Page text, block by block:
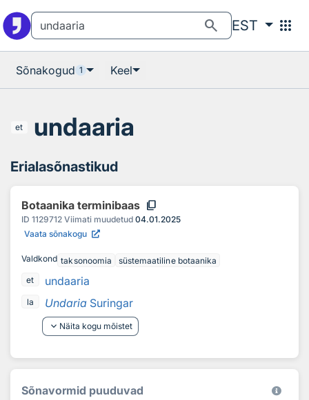
search EST apps
Sõnakogud 1 Keel
et undaaria
Erialasõnastikud
Botaanika terminibaas content_copy
ID 1129712 Viimati muudetud 04.01.2025
Vaata sõnakogu
Valdkond taksonoomia
süstemaatiline botaanika
et
undaaria
la Undaria Suringar
keyboard_arrow_down Näita kogu mõistet
Sõnavormid puuduvad